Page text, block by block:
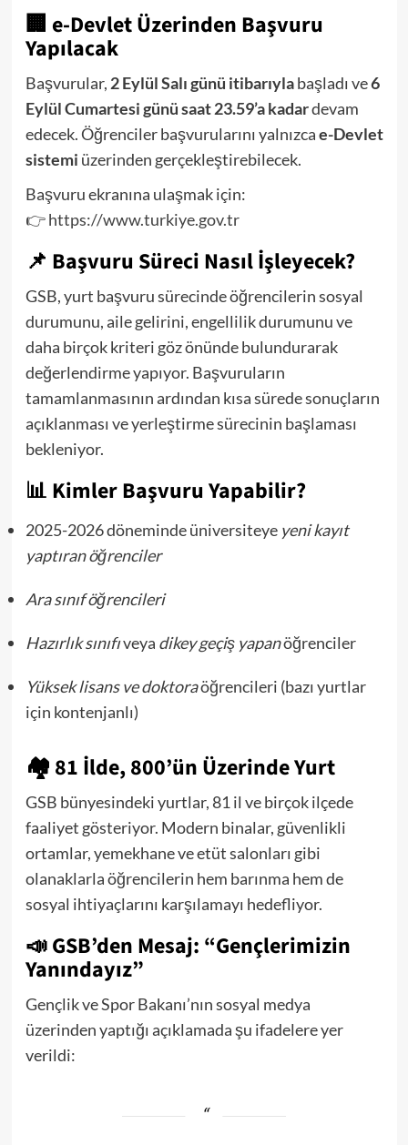
🏢 e-Devlet Üzerinden Başvuru
Yapılacak
Başvurular, 2 Eylül Salı günü itibarıylabaşladı ve6
Eylül Cumartesi günü saat 23.59’a kadardevam
edecek. Öğrenciler başvurularını yalnızcae-Devlet
sistemi üzerinden gerçekleştirebilecek.
Başvuru ekranına ulaşmak için:
👉https://www.turkiye.gov.tr
📌 Başvuru Süreci Nasıl İşleyecek?
GSB, yurt başvuru sürecinde öğrencilerin sosyal
durumunu, aile gelirini, engellilik durumunu ve
daha birçok kriteri göz önünde bulundurarak
değerlendirme yapıyor. Başvuruların
tamamlanmasının ardından kısa sürede sonuçların
açıklanması ve yerleştirme sürecinin başlaması
bekleniyor.
📊 Kimler Başvuru Yapabilir?
2025-2026 döneminde üniversiteye yeni kayıt
yaptıran öğrenciler
Ara sınıf öğrencileri
Hazırlık sınıfıveya dikey geçiş yapanöğrenciler
Yüksek lisans ve doktoraöğrencileri (bazı yurtlar
için kontenjanlı)
🏘️ 81 İlde, 800’ün Üzerinde Yurt
GSB bünyesindeki yurtlar, 81 il ve birçok ilçede
faaliyet gösteriyor. Modern binalar, güvenlikli
ortamlar, yemekhane ve etüt salonları gibi
olanaklarla öğrencilerin hem barınma hem de
sosyal ihtiyaçlarını karşılamayı hedefliyor.
📣GSB’den Mesaj: “Gençlerimizin
Yanındayız”
Gençlik ve Spor Bakanı’nın sosyal medya
üzerinden yaptığı açıklamada şu ifadelere yer
verildi: